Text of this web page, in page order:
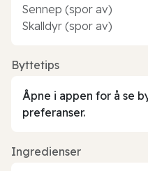
Sennep (spor av)
Skalldyr (spor av)
Byttetips
Åpne i appen for å se
preferanser.
Ingredienser